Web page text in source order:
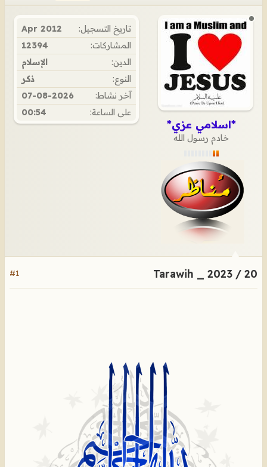
*اسلامي عزي*
خادم رسول الله
تاريخ التسجيل:
Apr 2012
المشاركات:
12394
الدين:
الإسلام
النوع:
ذكر
آخر نشاط:
07-08-2026
على الساعة:
00:54
#1 Tarawih _ 2023 / 20